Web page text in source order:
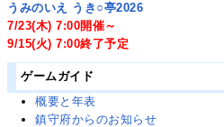
うみのいえ うき○亭2026
7/23(木) 7:00開催～
9/15(火) 7:00終了予定
ゲームガイド
概要と年表
鎮守府からのお知らせ